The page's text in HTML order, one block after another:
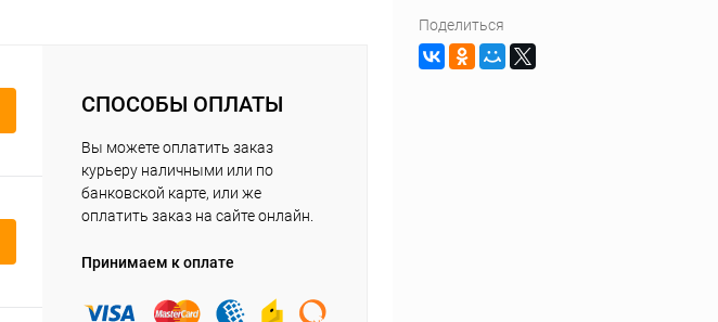
СПОСОБЫ ОПЛАТЫ
Вы можете оплатить заказ
курьеру наличными или по
банковской карте, или же
оплатить заказ на сайте онлайн.
Принимаем к оплате
Поделиться